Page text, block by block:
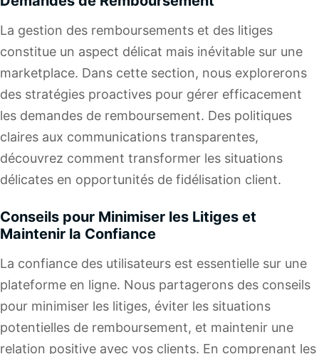
La gestion des remboursements et des litiges
constitue un aspect délicat mais inévitable sur une
marketplace. Dans cette section, nous explorerons
des stratégies proactives pour gérer efficacement
les demandes de remboursement. Des politiques
claires aux communications transparentes,
découvrez comment transformer les situations
délicates en opportunités de fidélisation client.
Conseils pour Minimiser les Litiges et
Maintenir la Confiance
La confiance des utilisateurs est essentielle sur une
plateforme en ligne. Nous partagerons des conseils
pour minimiser les litiges, éviter les situations
potentielles de remboursement, et maintenir une
relation positive avec vos clients. En comprenant les